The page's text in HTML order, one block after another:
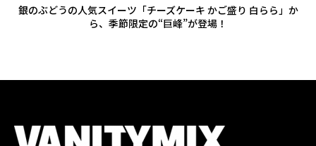
銀のぶどうの人気スイーツ「チーズケーキ かご盛り 白らら」か
ら、季節限定の“巨峰”が登場！